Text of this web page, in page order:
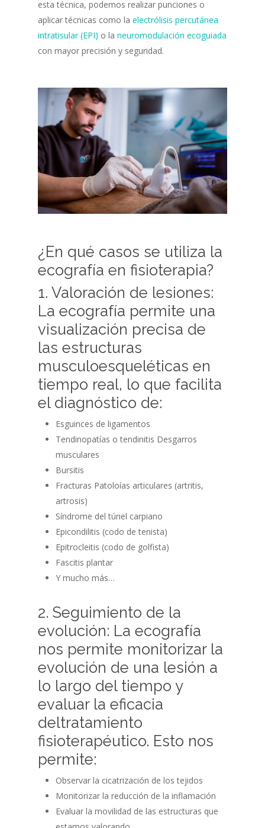
esta técnica, podemos realizar punciones o
aplicar técnicas como laelectrólisis percutánea
intratisular (EPI) o laneuromodulación ecoguiada
con mayor precisión y seguridad.
¿En qué casos se utiliza la
ecografía en fisioterapia?
1. Valoración de lesiones:
La ecografía permite una
visualización precisa de
las estructuras
musculoesqueléticas en
tiempo real, lo que facilita
el diagnóstico de:
Esguinces de ligamentos
Tendinopatías o tendinitis Desgarros
musculares
Bursitis
Fracturas Patoloías articulares (artritis,
artrosis)
Síndrome del túnel carpiano
Epicondilitis (codo de tenista)
Epitrocleitis (codo de golfista)
Fascitis plantar
Y mucho más…
2. Seguimiento de la
evolución: La ecografía
nos permite monitorizar la
evolución de una lesión a
lo largo del tiempo y
evaluar la eficacia
deltratamiento
fisioterapéutico. Esto nos
permite:
Observar la cicatrización de los tejidos
Monitorizar la reducción de la inflamación
Evaluar la movilidad de las estructuras que